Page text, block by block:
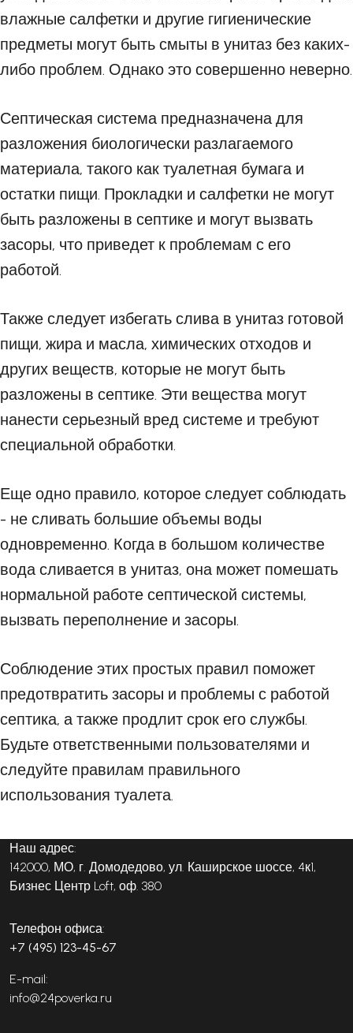
влажные салфетки и другие гигиенические
предметы могут быть смыты в унитаз без каких-
либо проблем. Однако это совершенно неверно.
Септическая система предназначена для
разложения биологически разлагаемого
материала, такого как туалетная бумага и
остатки пищи. Прокладки и салфетки не могут
быть разложены в септике и могут вызвать
засоры, что приведет к проблемам с его
работой.
Также следует избегать слива в унитаз готовой
пищи, жира и масла, химических отходов и
других веществ, которые не могут быть
разложены в септике. Эти вещества могут
нанести серьезный вред системе и требуют
специальной обработки.
Еще одно правило, которое следует соблюдать
- не сливать большие объемы воды
одновременно. Когда в большом количестве
вода сливается в унитаз, она может помешать
нормальной работе септической системы,
вызвать переполнение и засоры.
Соблюдение этих простых правил поможет
предотвратить засоры и проблемы с работой
септика, а также продлит срок его службы.
Будьте ответственными пользователями и
следуйте правилам правильного
использования туалета.
Наш адрес:
142000, МО, г. Домодедово, ул. Каширское шоссе, 4к1,
Бизнес Центр Loft, оф. 380
Телефон офиса:
+7 (495) 123-45-67
E-mail:
info@24poverka.ru